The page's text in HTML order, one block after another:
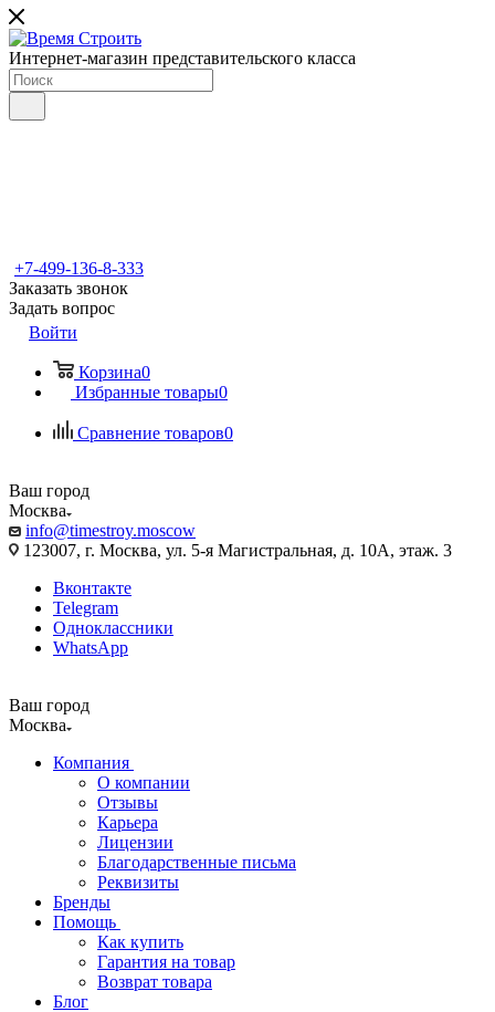
Интернет-магазин представительского класса
+7-499-136-8-333
Заказать звонок
Задать вопрос
Войти
Корзина0
Избранные товары0
Сравнение товаров0
Ваш город
Москва
info@timestroy.moscow
123007, г. Москва, ул. 5-я Магистральная, д. 10А, этаж. 3
Вконтакте
Telegram
Одноклассники
WhatsApp
Ваш город
Москва
Компания
О компании
Отзывы
Карьера
Лицензии
Благодарственные письма
Реквизиты
Бренды
Помощь
Как купить
Гарантия на товар
Возврат товара
Блог